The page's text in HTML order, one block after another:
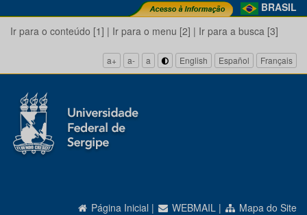
BRASIL
Ir para o conteúdo [1] | Ir para o menu [2] | Ir para a busca [3]
a+ a- a English Español Français
Página Inicial | WEBMAIL | Mapa do Site